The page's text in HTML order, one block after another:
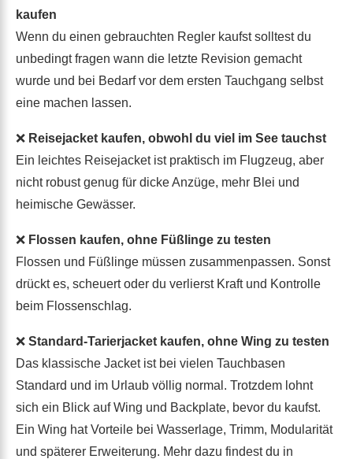
kaufen
Wenn du einen gebrauchten Regler kaufst solltest du
unbedingt fragen wann die letzte Revision gemacht
wurde und bei Bedarf vor dem ersten Tauchgang selbst
eine machen lassen.
❌ Reisejacket kaufen, obwohl du viel im See tauchst
Ein leichtes Reisejacket ist praktisch im Flugzeug, aber
nicht robust genug für dicke Anzüge, mehr Blei und
heimische Gewässer.
❌ Flossen kaufen, ohne Füßlinge zu testen
Flossen und Füßlinge müssen zusammenpassen. Sonst
drückt es, scheuert oder du verlierst Kraft und Kontrolle
beim Flossenschlag.
❌ Standard-Tarierjacket kaufen, ohne Wing zu testen
Das klassische Jacket ist bei vielen Tauchbasen
Standard und im Urlaub völlig normal. Trotzdem lohnt
sich ein Blick auf Wing und Backplate, bevor du kaufst.
Ein Wing hat Vorteile bei Wasserlage, Trimm, Modularität
und späterer Erweiterung. Mehr dazu findest du in